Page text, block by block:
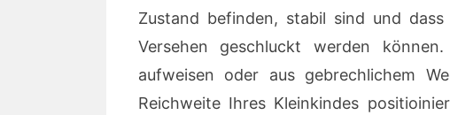
Zustand befinden, stabil sind und
Versehen geschluckt werden
aufweisen oder aus gebrechlichem
Reichweite Ihres Kleinkindes